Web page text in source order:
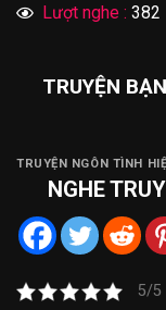
Lượt nghe : 382
TRUYỆN
TRUYỆN NGÔN TÌNH
NGHE
5/5